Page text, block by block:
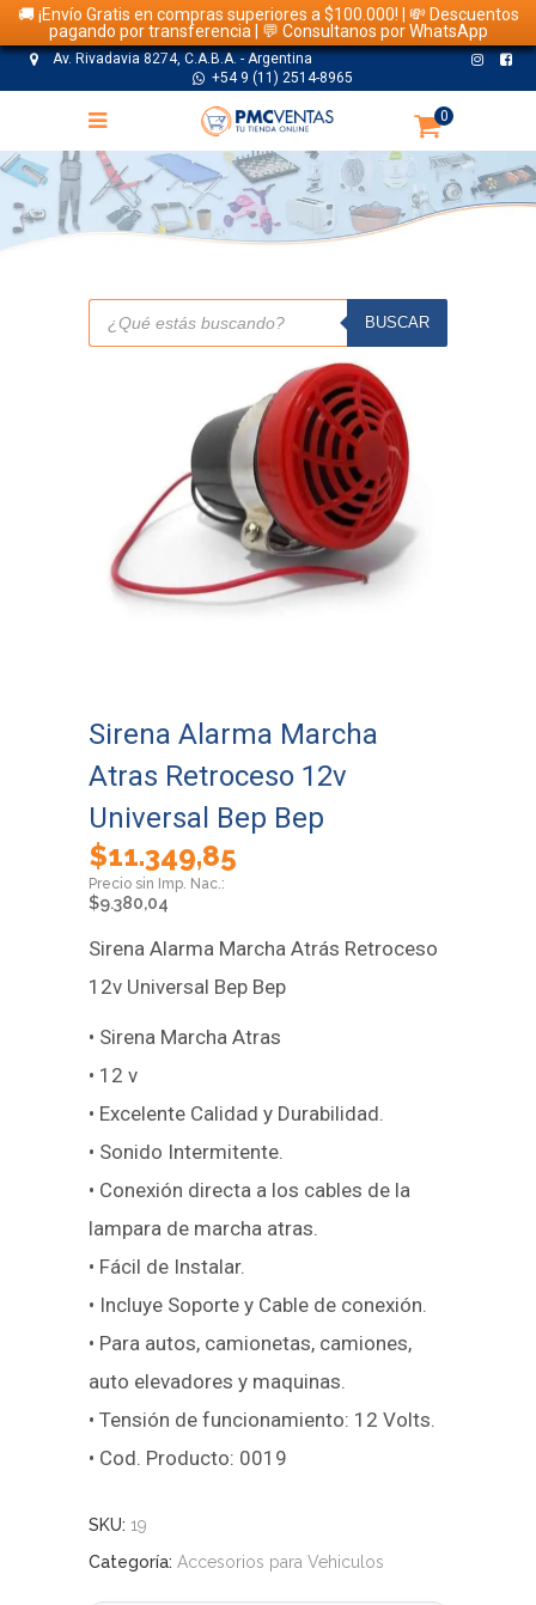
🚚 ¡Envío Gratis en compras superiores a $100.000! | 💸 Descuentos
pagando por transferencia | 💬 Consultanos por WhatsApp
Av. Rivadavia 8274, C.A.B.A. - Argentina
+54 9 (11) 2514-8965
0
TIENDA
Búsqueda
productos
BUSCAR
Sirena Alarma Marcha
Atras Retroceso 12v
Universal Bep Bep
$11.349,85
$9.380,04
Sirena Alarma Marcha Atrás Retroceso
12v Universal Bep Bep
• Sirena Marcha Atras
• 12 v
• Excelente Calidad y Durabilidad.
• Sonido Intermitente.
• Conexión directa a los cables de la
lampara de marcha atras.
• Fácil de Instalar.
• Incluye Soporte y Cable de conexión.
• Para autos, camionetas, camiones,
auto elevadores y maquinas.
• Tensión de funcionamiento: 12 Volts.
• Cod. Producto: 0019
SKU: 19
Categoría: Accesorios para Vehiculos